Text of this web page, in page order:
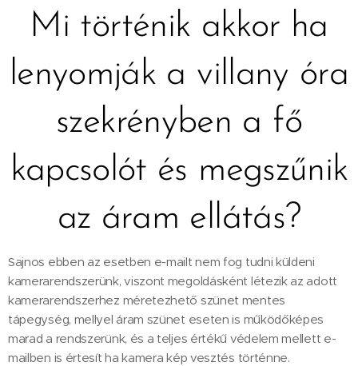
Mi történik akkor ha
lenyomják a villany óra
szekrényben a fő
kapcsolót és megszűnik
az áram ellátás?
Sajnos ebben az esetben e-mailt nem fog tudni küldeni
kamerarendszerünk, viszont megoldásként létezik az adott
kamerarendszerhez méretezhető szünet mentes
tápegység, mellyel áram szünet eseten is működőképes
marad a rendszerünk, és a teljes értékű védelem mellett e-
mailben is értesít ha kamera kép vesztés történne.